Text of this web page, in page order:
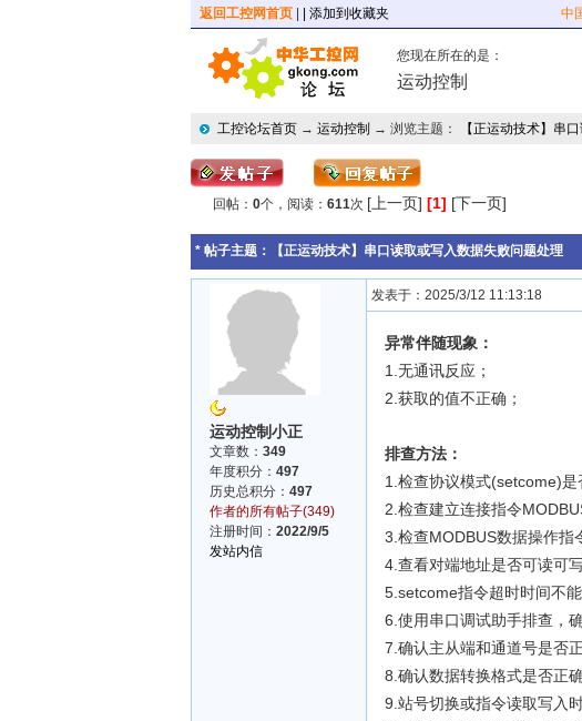
返回工控网首页 | 添加到收藏夹 中
您现在所在的是：
运动控制
工控论坛首页 → 运动控制 → 浏览主题： 【正运动技术】串
回帖： 0个，阅读： 611次 [上一页] [1] [下一页]
* 帖子主题： 【正运动技术】串口读取或写入数据失败问题处理
运动控制小正
文章数： 349
年度积分： 497
历史总积分： 497
作者的所有帖子(349)
注册时间： 2022/9/5
发站内信
发表于：2025/3/12 11:13:18
异常伴随现象：
1.无通讯反应；
2.获取的值不正确；
排查方法：
1.检查协议模式(setcome)是
2.检查建立连接指令
3.检查MODBUS数据操作指
4.查看对端地址是否可读可写
5.setcome指令超时时间不能
6.使用串口调试助手排查，
7.确认主从端和通道号是否正
8.确认数据转换格式是否正确
9.站号切换或指令读取写入